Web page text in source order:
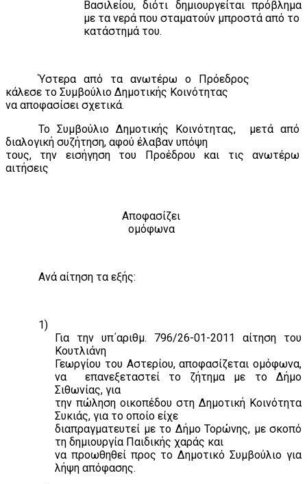
Βασιλείου, διότι δημιουργείται πρόβλημα
με τα νερά που σταματούν μπροστά από το
κατάστημά του.
Ύστερα από τα ανωτέρω ο Πρόεδρος
κάλεσε το Συμβούλιο Δημοτικής Κοινότητας
να αποφασίσει σχετικά.
Το Συμβούλιο Δημοτικής Κοινότητας,
μετά από
διαλογική συζήτηση, αφού έλαβαν υπόψη
τους, την εισήγηση του Προέδρου και τις ανωτέρω
αιτήσεις
Αποφασίζει
ομόφωνα
Ανά αίτηση τα εξής:
1)
Για την υπ΄αριθμ. 796/26-01-2011 αίτηση του
Κουτλιάνη
Γεωργίου του Αστερίου, αποφασίζεται ομόφωνα,
να
επανεξεταστεί το ζήτημα με το Δήμο
Σιθωνίας, για
την πώληση οικοπέδου στη Δημοτική Κοινότητα
Συκιάς, για το οποίο είχε
διαπραγματευτεί με το Δήμο Τορώνης, με σκοπό
τη δημιουργία Παιδικής χαράς και
να προωθηθεί προς το Δημοτικό Συμβούλιο για
λήψη απόφασης.